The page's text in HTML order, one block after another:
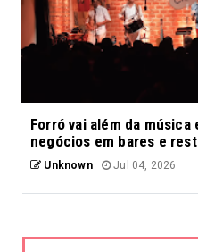
Forró vai além da
negócios em bares e
Unknown Jul 04, 2026